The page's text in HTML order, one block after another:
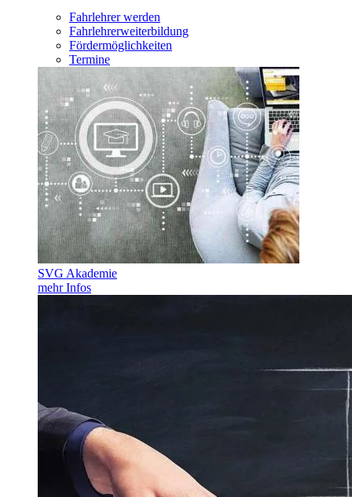
Fahrlehrer werden
Fahrlehrerweiterbildung
Fördermöglichkeiten
Termine
SVG Akademie
mehr Infos